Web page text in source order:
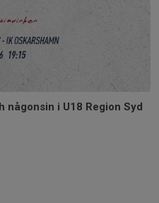
någonsin i U18 Region Syd